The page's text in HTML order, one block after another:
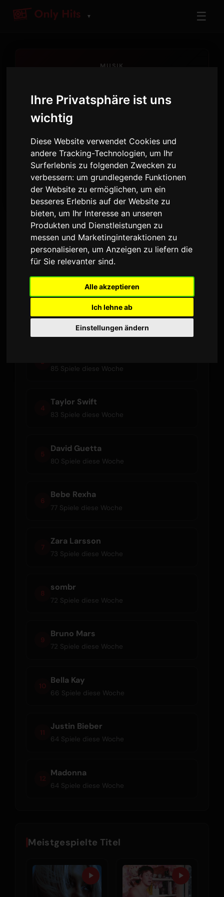
Ihre Privatsphäre ist uns
wichtig
Diese Website verwendet Cookies und
andere Tracking-Technologien, um Ihr
Surferlebnis zu folgenden Zwecken zu
verbessern: um grundlegende Funktionen
der Website zu ermöglichen, um ein
besseres Erlebnis auf der Website zu
bieten, um Ihr Interesse an unseren
Produkten und Dienstleistungen zu
messen und Marketinginteraktionen zu
personalisieren, um Anzeigen zu liefern die
für Sie relevanter sind.
Alle akzeptieren
Ich lehne ab
Einstellungen ändern
▼ ☰
MUSIK
Entdecken Sie angesagte Künstler und die
12
BELIEBTE KÜNSTLER
12
TOP TRACKS
Only Hits
SENDER
Aktuelle Künstler
HUGEL
89 Spiele diese Woche
2
Ariana Grande
85 Spiele diese Woche
4
Taylor Swift
83 Spiele diese Woche
5
David Guetta
80 Spiele diese Woche
6
Bebe Rexha
77 Spiele diese Woche
7
Zara Larsson
73 Spiele diese Woche
8
sombr
72 Spiele diese Woche
9
Bruno Mars
72 Spiele diese Woche
10
Bella Kay
66 Spiele diese Woche
11
Justin Bieber
64 Spiele diese Woche
12
Madonna
64 Spiele diese Woche
Meistgespielte Titel